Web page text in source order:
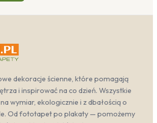
z ery mezozoicznej pobudza
i zachęca do zabawy w paleontologa.
meblami — wtedy
gady stają się główną atrakcją, a
Świetnie sprawdzą się tu fototapety
dinozaurów w stonowanych,
kolorach.
dekoracje ścienne, które pomagają
i inspirować na co dzień. Wszystkie
wymiar, ekologicznie i z dbałością o
Od fototapet po plakaty — pomożemy